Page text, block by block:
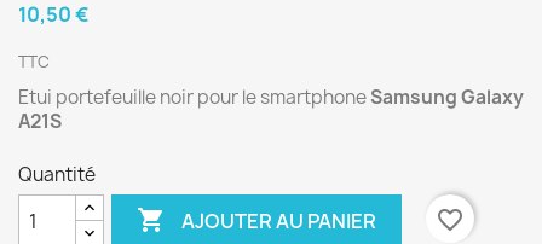
10,50 €
TTC
Etui portefeuille noir pour le smartphoneSamsung Galaxy
A21S
Quantité
 AJOUTER AU PANIER favorite_border